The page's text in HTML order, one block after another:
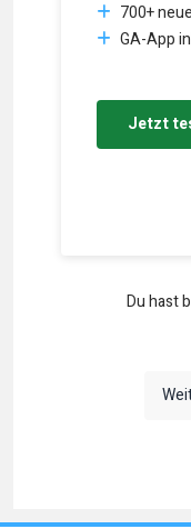
700+
GA-App
Jetzt
Du hast